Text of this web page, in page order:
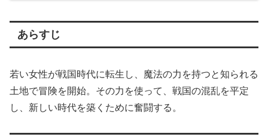
あらすじ
若い女性が戦国時代に転生し、魔法の力を持つと知られる
土地で冒険を開始。その力を使って、戦国の混乱を平定
し、新しい時代を築くために奮闘する。